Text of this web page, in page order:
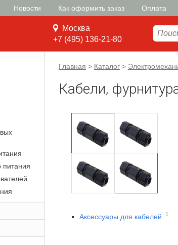
Новости Как оформить заказ Оплата
Москва
+7 (495) 136-21-80
питания
Главная > Каталог >
Кабели,
Аксессуары для кабелей 1